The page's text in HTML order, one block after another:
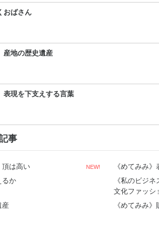
おばさん
産地の歴史遺産
表現を下支えする言葉
事
頂は高い NEW!
《めてみみ
るか
《私のビジ
文化ファッ
産
《めてみみ